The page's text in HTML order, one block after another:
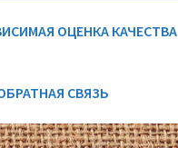
ОЦЕНКА КАЧЕСТВА
СВЯЗЬ